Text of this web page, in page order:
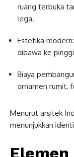
ruang terbuka
lega.
Estetika
dibawa ke
Biaya
ornamen rumit,
Menurut arsitek
menunjukkan
Elemen